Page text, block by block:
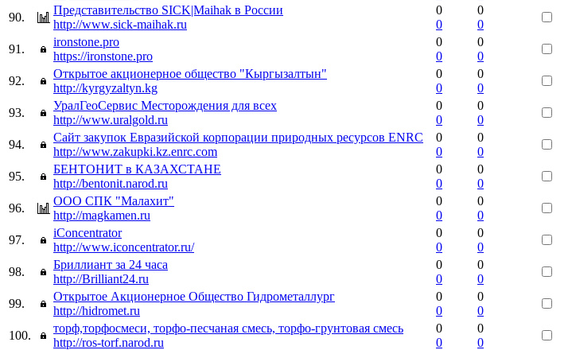
90.
Представительство SICK|Maihak в России
http://www.sick-maihak.ru
0
0
0
0
91.
ironstone.pro
https://ironstone.pro
0
0
0
0
92.
Открытое акционерное общество "Кыргызалтын"
http://kyrgyzaltyn.kg
0
0
0
0
93.
УралГеоСервис Месторождения для всех
http://www.uralgold.ru
0
0
0
0
94.
Сайт закупок Евразийской корпорации природных ресурсов ENRC
http://www.zakupki.kz.enrc.com
0
0
0
0
95.
БЕНТОНИТ в КАЗАХСТАНЕ
http://bentonit.narod.ru
0
0
0
0
96.
ООО СПК "Малахит"
http://magkamen.ru
0
0
0
0
97.
iConcentrator
http://www.iconcentrator.ru/
0
0
0
0
98.
Бриллиант за 24 часа
http://Brilliant24.ru
0
0
0
0
99.
Открытое Акционерное Общество Гидрометаллург
http://hidromet.ru
0
0
0
0
100.
торф,торфосмеси, торфо-песчаная смесь, торфо-грунтовая смесь
http://ros-torf.narod.ru
0
0
0
0